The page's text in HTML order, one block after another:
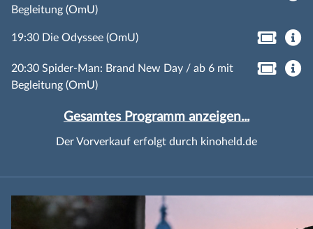
Begleitung (OmU)
19:30 Die Odyssee (OmU)
20:30 Spider-Man: Brand New Day / ab 6 mit
Begleitung (OmU)
Gesamtes Programm anzeigen...
Der Vorverkauf erfolgt durch kinoheld.de